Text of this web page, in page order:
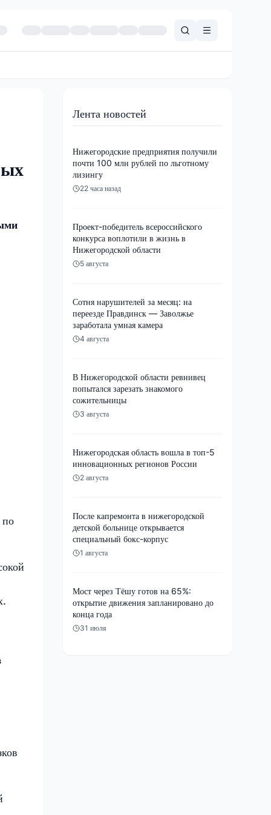
по
Лента новостей
Нижегородские предприятия получили
почти 100 млн рублей по льготному
лизингу
22 часа назад
Проект-победитель всероссийского
конкурса воплотили в жизнь в
Нижегородской области
5 августа
Сотня нарушителей за месяц: на
переезде Правдинск — Заволжье
заработала умная камера
4 августа
В Нижегородской области ревнивец
попытался зарезать знакомого
сожительницы
3 августа
Нижегородская область вошла в топ-5
инновационных регионов России
2 августа
После капремонта в нижегородской
детской больнице открывается
специальный бокс-корпус
1 августа
Мост через Тёшу готов на 65%:
открытие движения запланировано до
конца года
31 июля